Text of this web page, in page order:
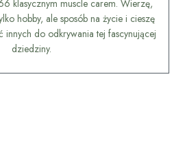
klasycznym muscle carem. Wierzę,
hobby, ale sposób na życie i cieszę
innych do odkrywania tej fascynującej
dziedziny.